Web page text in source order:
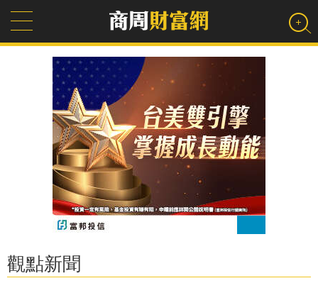
觀點新聞